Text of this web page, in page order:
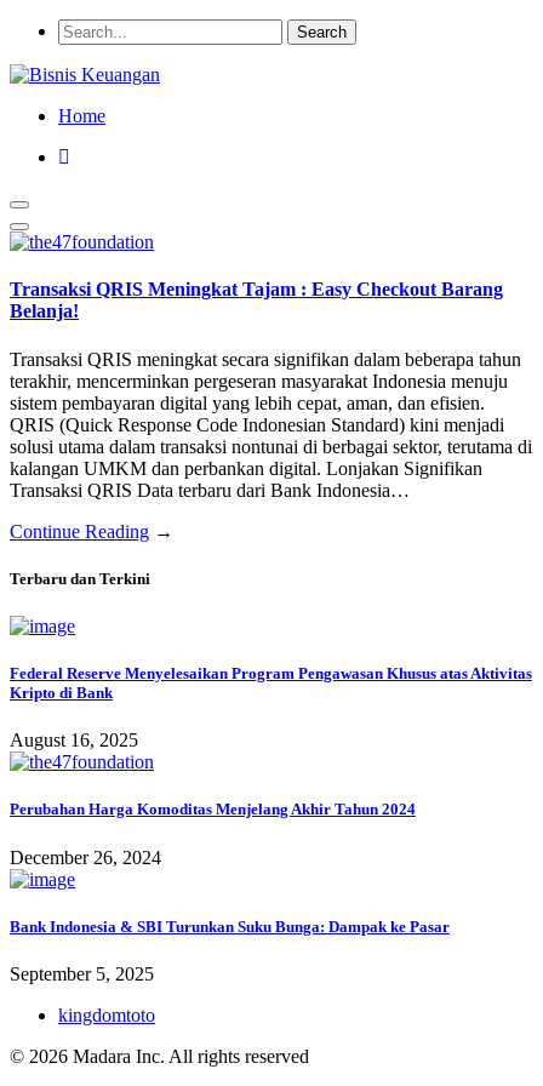
Home
Transaksi QRIS Meningkat Tajam : Easy Checkout Barang
Belanja!
Transaksi QRIS meningkat secara signifikan dalam beberapa tahun
terakhir, mencerminkan pergeseran masyarakat Indonesia menuju
sistem pembayaran digital yang lebih cepat, aman, dan efisien.
QRIS (Quick Response Code Indonesian Standard) kini menjadi
solusi utama dalam transaksi nontunai di berbagai sektor, terutama di
kalangan UMKM dan perbankan digital. Lonjakan Signifikan
Transaksi QRIS Data terbaru dari Bank Indonesia…
Continue Reading →
Terbaru dan Terkini
Federal Reserve Menyelesaikan Program Pengawasan Khusus atas Aktivitas
Kripto di Bank
August 16, 2025
Perubahan Harga Komoditas Menjelang Akhir Tahun 2024
December 26, 2024
Bank Indonesia & SBI Turunkan Suku Bunga: Dampak ke Pasar
September 5, 2025
kingdomtoto
© 2026 Madara Inc. All rights reserved